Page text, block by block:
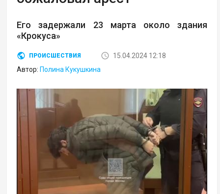
Его задержали 23 марта около здания
«Крокуса»
ПРОИСШЕСТВИЯ
15.04.2024 12:18
Автор: Полина Кукушкина